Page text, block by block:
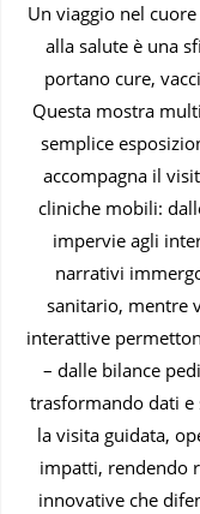
Un viaggio nel
alla salute è una
portano cure,
Questa mostra
semplice
accompagna il
cliniche mobili:
impervie agli
narrativi
sanitario, mentre
interattive
– dalle bilance
trasformando dati e
la visita guidata,
impatti, rendendo
innovative che